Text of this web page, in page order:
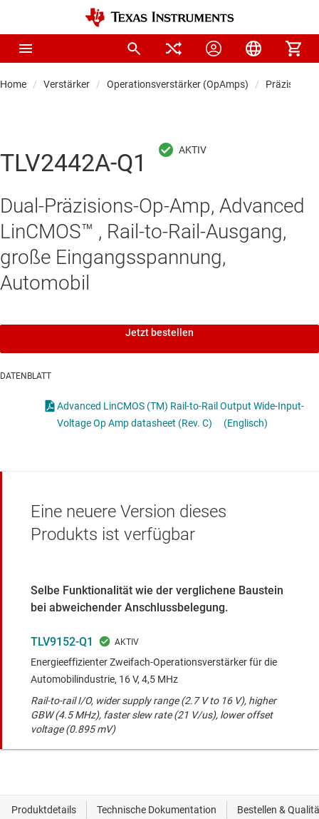
Home Verstärker Operationsverstärker (OpAmps)
TLV2442A-Q1
Dual-Präzisions-Op-Amp, Advanced
LinCMOS™ , Rail-to-Rail-Ausgang,
große Eingangsspannung,
Automobil
Jetzt bestellen
DATENBLATT
Advanced LinCMOS (TM) Rail-to-Rail Output Wide-Input-
Voltage Op Amp datasheet (Rev. C)
(Englisch)
Eine neuere Version dieses
Produkts ist verfügbar
Selbe Funktionalität wie der verglichene Baustein
bei abweichender Anschlussbelegung.
TLV9152-Q1
Energieeffizienter Zweifach-Operationsverstärker für die
Automobilindustrie, 16 V, 4,5 MHz
Rail-to-rail I/O, wider supply range (2.7 V to 16 V), higher
GBW (4.5 MHz), faster slew rate (21 V/us), lower offset
voltage (0.895 mV)